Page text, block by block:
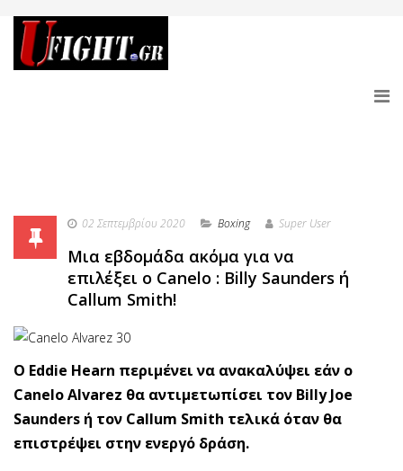
02 Σεπτεμβρίου 2020 Boxing Super User
Mια εβδομάδα ακόμα για να
επιλέξει ο Canelo : Billy Saunders ή
Callum Smith!
O Eddie Hearn περιμένει να ανακαλύψει εάν ο
Canelo Alvarez θα αντιμετωπίσει τον Billy Joe
Saunders ή τον Callum Smith τελικά όταν θα
επιστρέψει στην ενεργό δράση.